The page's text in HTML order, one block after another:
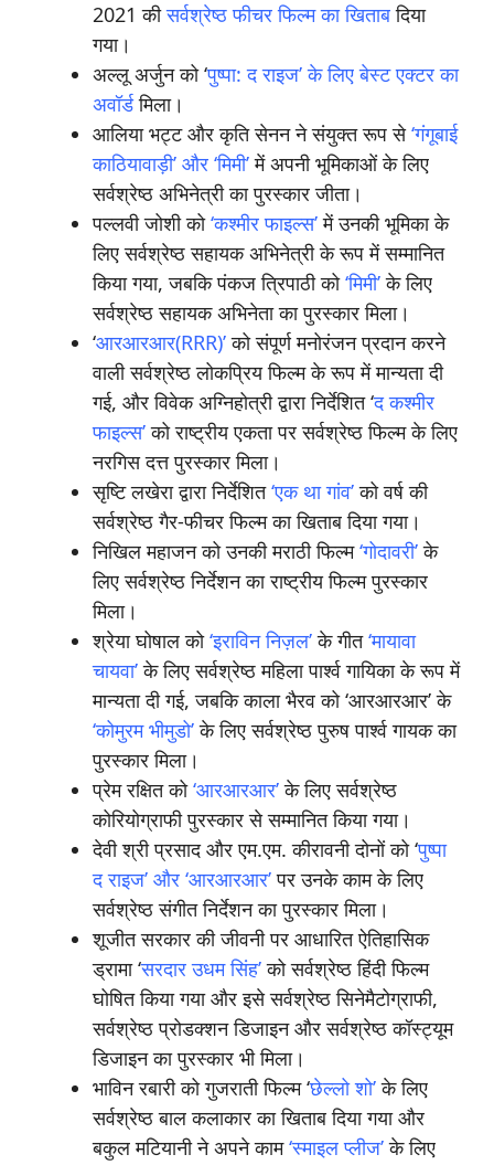
2021 कीसर्वश्रेष्ठ फीचर फिल्म का खिताबदिया
गया।
अल्लू अर्जुन को ‘पुष्पा: द राइज’ के लिए बेस्ट एक्टर का
अवॉर्डमिला।
आलिया भट्ट और कृति सेनन ने संयुक्त रूप से‘गंगूबाई
काठियावाड़ी’ और ‘मिमी’में अपनी भूमिकाओं के लिए
सर्वश्रेष्ठ अभिनेत्री का पुरस्कार जीता।
पल्लवी जोशी को‘कश्मीर फाइल्स’में उनकी भूमिका के
लिए सर्वश्रेष्ठ सहायक अभिनेत्री के रूप में सम्मानित
किया गया, जबकि पंकज त्रिपाठी को‘मिमी’के लिए
सर्वश्रेष्ठ सहायक अभिनेता का पुरस्कार मिला।
‘आरआरआर(RRR)’को संपूर्ण मनोरंजन प्रदान करने
वाली सर्वश्रेष्ठ लोकप्रिय फिल्म के रूप में मान्यता दी
गई, और विवेक अग्निहोत्री द्वारा निर्देशित ‘द कश्मीर
फाइल्स’को राष्ट्रीय एकता पर सर्वश्रेष्ठ फिल्म के लिए
नरगिस दत्त पुरस्कार मिला।
सृष्टि लखेरा द्वारा निर्देशित‘एक था गांव’को वर्ष की
सर्वश्रेष्ठ गैर-फीचर फिल्म का खिताब दिया गया।
निखिल महाजन को उनकी मराठी फिल्म‘गोदावरी’के
लिए सर्वश्रेष्ठ निर्देशन का राष्ट्रीय फिल्म पुरस्कार
मिला।
श्रेया घोषाल को‘इराविन निज़ल’के गीत‘मायावा
चायवा’के लिए सर्वश्रेष्ठ महिला पार्श्व गायिका के रूप में
मान्यता दी गई, जबकि काला भैरव को ‘आरआरआर’ के
‘कोमुरम भीमुडो’के लिए सर्वश्रेष्ठ पुरुष पार्श्व गायक का
पुरस्कार मिला।
प्रेम रक्षित को‘आरआरआर’के लिए सर्वश्रेष्ठ
कोरियोग्राफी पुरस्कार से सम्मानित किया गया।
देवी श्री प्रसाद और एम.एम. कीरावनी दोनों को ‘पुष्पा
द राइज’ और ‘आरआरआर’पर उनके काम के लिए
सर्वश्रेष्ठ संगीत निर्देशन का पुरस्कार मिला।
शूजीत सरकार की जीवनी पर आधारित ऐतिहासिक
ड्रामा ‘सरदार उधम सिंह’को सर्वश्रेष्ठ हिंदी फिल्म
घोषित किया गया और इसे सर्वश्रेष्ठ सिनेमैटोग्राफी,
सर्वश्रेष्ठ प्रोडक्शन डिजाइन और सर्वश्रेष्ठ कॉस्ट्यूम
डिजाइन का पुरस्कार भी मिला।
भाविन रबारी को गुजराती फिल्म ‘छेल्लो शो’के लिए
सर्वश्रेष्ठ बाल कलाकार का खिताब दिया गया और
बकुल मटियानी ने अपने काम‘स्माइल प्लीज’के लिए